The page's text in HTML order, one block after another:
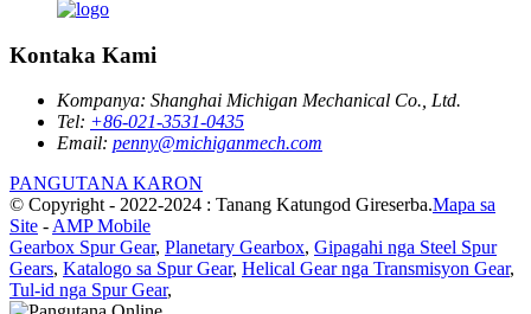
Kontaka Kami
Kompanya: Shanghai Michigan Mechanical Co., Ltd.
Tel: +86-021-3531-0435
Email: penny@michiganmech.com
PANGUTANA KARON
© Copyright - 2022-2024 : Tanang Katungod Gireserba.Mapa sa
Site -AMP Mobile
Gearbox Spur Gear, Planetary Gearbox, Gipagahi nga Steel Spur
Gears, Katalogo sa Spur Gear, Helical Gear nga Transmisyon Gear,
Tul-id nga Spur Gear,